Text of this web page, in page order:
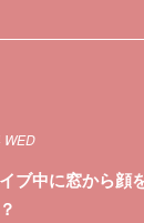
WED
ブ中に窓から顔